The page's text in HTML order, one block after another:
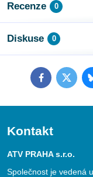
Recenze 0
Diskuse 0
FacebookTwitter
Kontakt
ATV PRAHA s.r.o.
Společnost je vedená